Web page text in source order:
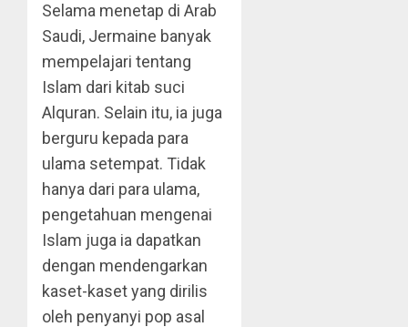
Selama menetap di Arab
Saudi, Jermaine banyak
mempelajari tentang
Islam dari kitab suci
Alquran. Selain itu, ia juga
berguru kepada para
ulama setempat. Tidak
hanya dari para ulama,
pengetahuan mengenai
Islam juga ia dapatkan
dengan mendengarkan
kaset-kaset yang dirilis
oleh penyanyi pop asal